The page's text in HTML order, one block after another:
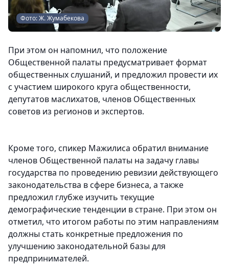
Фото: Ж. Жумабекова
При этом он напомнил, что положение
Общественной палаты предусматривает формат
общественных слушаний, и предложил провести их
с участием широкого круга общественности,
депутатов маслихатов, членов Общественных
советов из регионов и экспертов.
Кроме того, спикер Мажилиса обратил внимание
членов Общественной палаты на задачу главы
государства по проведению ревизии действующего
законодательства в сфере бизнеса, а также
предложил глубже изучить текущие
демографические тенденции в стране. При этом он
отметил, что итогом работы по этим направлениям
должны стать конкретные предложения по
улучшению законодательной базы для
предпринимателей.